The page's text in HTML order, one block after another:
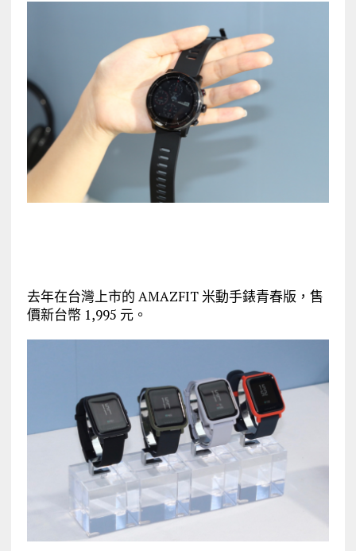
去年在台灣上市的 AMAZFIT 米動手錶青春版，售
價新台幣 1,995 元。